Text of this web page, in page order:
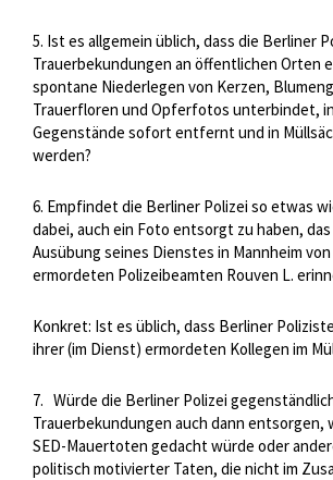
5. Ist es allgemein üblich, dass die Berliner
Trauerbekundungen an öffentlichen Orten
spontane Niederlegen von Kerzen,
Trauerfloren und Opferfotos unterbindet,
Gegenstände sofort entfernt und in
werden?
6. Empfindet die Berliner Polizei so etwas
dabei, auch ein Foto entsorgt zu haben, das
Ausübung seines Dienstes in Mannheim
ermordeten Polizeibeamten Rouven L.
Konkret: Ist es üblich, dass Berliner
ihrer (im Dienst) ermordeten Kollegen im
7. Würde die Berliner Polizei
Trauerbekundungen auch dann entsorgen,
SED-Mauertoten gedacht würde oder
politisch motivierter Taten, die nicht im